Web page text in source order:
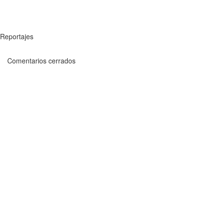
Reportajes
Comentarios cerrados